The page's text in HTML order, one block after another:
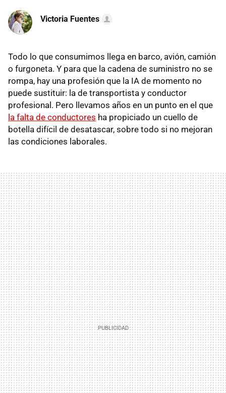
Victoria Fuentes
Todo lo que consumimos llega en barco, avión, camión
o furgoneta. Y para que la cadena de suministro no se
rompa, hay una profesión que la IA de momento no
puede sustituir: la de transportista y conductor
profesional. Pero llevamos años en un punto en el que
la falta de conductores ha propiciado un cuello de
botella difícil de desatascar, sobre todo si no mejoran
las condiciones laborales.